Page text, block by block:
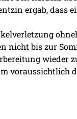
ergab, dass
nicht bis zur
wieder
voraussichtlich